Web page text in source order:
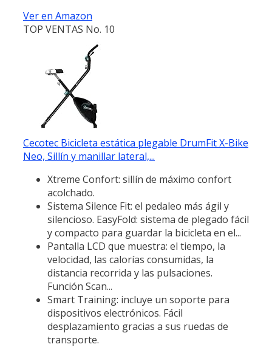
Ver en Amazon
TOP VENTAS No. 10
Cecotec Bicicleta estática plegable DrumFit X-Bike
Neo, Sillín y manillar lateral,...
Xtreme Confort: sillín de máximo confort
acolchado.
Sistema Silence Fit: el pedaleo más ágil y
silencioso. EasyFold: sistema de plegado fácil
y compacto para guardar la bicicleta en el...
Pantalla LCD que muestra: el tiempo, la
velocidad, las calorías consumidas, la
distancia recorrida y las pulsaciones.
Función Scan...
Smart Training: incluye un soporte para
dispositivos electrónicos. Fácil
desplazamiento gracias a sus ruedas de
transporte.